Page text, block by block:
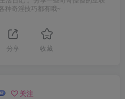
种奇淫技巧都有哦~
分享 收藏
关注